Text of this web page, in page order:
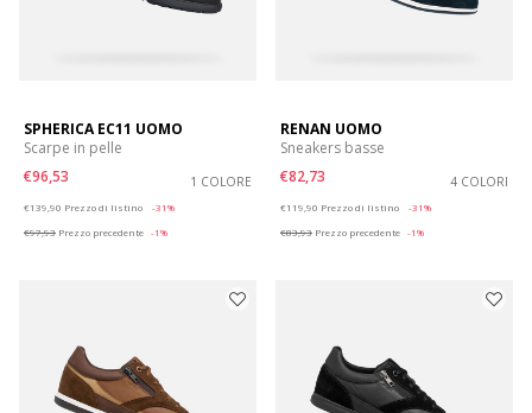
SPHERICA EC11 UOMO
Scarpe in pelle
€96,53
1 COLORE
€139,90 Prezzo di listino
-31%
€97,93 Prezzo precedente -1%
RENAN UOMO
Sneakers basse
€82,73
4 COLORI
€119,90 Prezzo di listino
-31%
€83,93 Prezzo precedente -1%